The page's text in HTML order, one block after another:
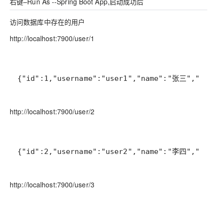
访问数据库中存在的用户
http://localhost:7900/user/1
{"id":1,"username":"user1","name":"张三
http://localhost:7900/user/2
{"id":2,"username":"user2","name":"李四
http://localhost:7900/user/3